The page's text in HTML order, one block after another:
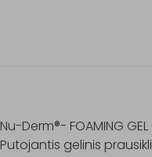
Nu-Derm®- FOAMING
Putojantis gelinis